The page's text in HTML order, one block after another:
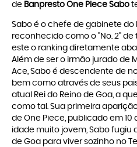
de Banpresto One Piece Sabo
Sabo é o chefe de gabinete do
reconhecido como o "No. 2"
este o ranking diretamente
Além de ser o irmão jurado de
Ace, Sabo é descendente de
bem como através de seus
atual Rei do Reino de Goa, a
como tal. Sua primeira
de One Piece, publicado em 10
idade muito jovem, Sabo fugiu
de Goa para viver sozinho no